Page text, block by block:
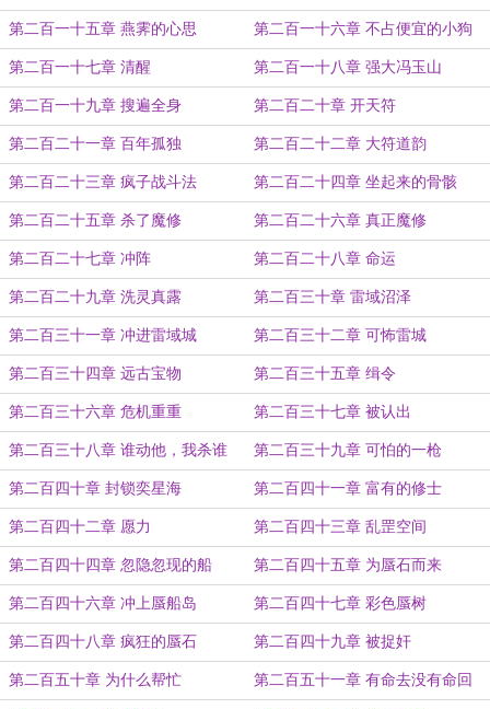
第二百一十五章 燕霁的心思 第二百一十六章 不占便宜的小狗
第二百一十七章 清醒 第二百一十八章 强大冯玉山
第二百一十九章 搜遍全身 第二百二十章 开天符
第二百二十一章 百年孤独 第二百二十二章 大符道韵
第二百二十三章 疯子战斗法 第二百二十四章 坐起来的骨骸
第二百二十五章 杀了魔修 第二百二十六章 真正魔修
第二百二十七章 冲阵 第二百二十八章 命运
第二百二十九章 洗灵真露 第二百三十章 雷域沼泽
第二百三十一章 冲进雷域城 第二百三十二章 可怖雷城
第二百三十四章 远古宝物 第二百三十五章 缉令
第二百三十六章 危机重重 第二百三十七章 被认出
第二百三十八章 谁动他，我杀谁 第二百三十九章 可怕的一枪
第二百四十章 封锁奕星海 第二百四十一章 富有的修士
第二百四十二章 愿力 第二百四十三章 乱罡空间
第二百四十四章 忽隐忽现的船 第二百四十五章 为蜃石而来
第二百四十六章 冲上蜃船岛 第二百四十七章 彩色蜃树
第二百四十八章 疯狂的蜃石 第二百四十九章 被捉奸
第二百五十章 为什么帮忙 第二百五十一章 有命去没有命回